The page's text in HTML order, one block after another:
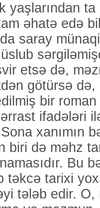
yaşlarından
əhatə edə
saray
etsə də,
götürsə
bir roman
ifadələri
xanımın
biri də məhz
Bu
təkcə tarixi
tələb edir. O,